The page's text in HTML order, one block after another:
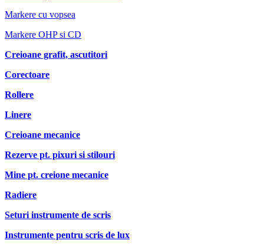
Markere cu vopsea
Markere OHP si CD
Creioane grafit, ascutitori
Corectoare
Rollere
Linere
Creioane mecanice
Rezerve pt. pixuri si stilouri
Mine pt. creione mecanice
Radiere
Seturi instrumente de scris
Instrumente pentru scris de lux